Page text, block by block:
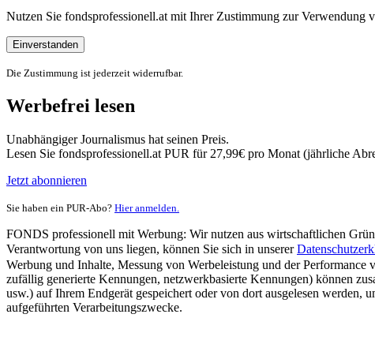
Nutzen Sie fondsprofessionell.at mit Ihrer Zustimmung zur Verwendung
Einverstanden
Die Zustimmung ist jederzeit widerrufbar.
Werbefrei lesen
Unabhängiger Journalismus hat seinen Preis.
Lesen Sie fondsprofessionell.at PUR für 27,99€ pro Monat (jährliche
Jetzt abonnieren
Sie haben ein PUR-Abo? Hier anmelden.
FONDS professionell mit Werbung: Wir nutzen aus wirtschaftlichen
Verantwortung von uns liegen, können Sie sich in unserer
Werbung und Inhalte, Messung von Werbeleistung und der
zufällig generierte Kennungen, netzwerkbasierte Kennungen) können
usw.) auf Ihrem Endgerät gespeichert oder von dort ausgelesen werden,
aufgeführten Verarbeitungszwecke.